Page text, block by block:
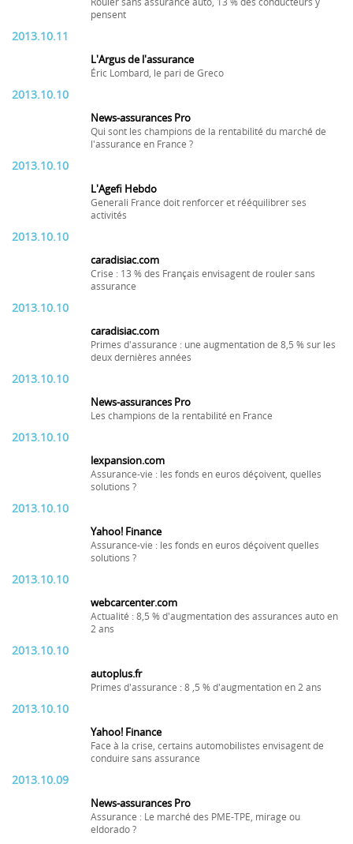
Rouler sans assurance auto, 13 % des conducteurs y
pensent
2013.10.11
L'Argus de l'assurance
Éric Lombard, le pari de Greco
2013.10.10
News-assurances Pro
Qui sont les champions de la rentabilité du marché de
l'assurance en France ?
2013.10.10
L'Agefi Hebdo
Generali France doit renforcer et rééquilibrer ses
activités
2013.10.10
caradisiac.com
Crise : 13 % des Français envisagent de rouler sans
assurance
2013.10.10
caradisiac.com
Primes d'assurance : une augmentation de 8,5 % sur les
deux dernières années
2013.10.10
News-assurances Pro
Les champions de la rentabilité en France
2013.10.10
lexpansion.com
Assurance-vie : les fonds en euros déçoivent, quelles
solutions ?
2013.10.10
Yahoo! Finance
Assurance-vie : les fonds en euros déçoivent quelles
solutions ?
2013.10.10
webcarcenter.com
Actualité : 8,5 % d'augmentation des assurances auto en
2 ans
2013.10.10
autoplus.fr
Primes d'assurance : 8 ,5 % d'augmentation en 2 ans
2013.10.10
Yahoo! Finance
Face à la crise, certains automobilistes envisagent de
conduire sans assurance
2013.10.09
News-assurances Pro
Assurance : Le marché des PME-TPE, mirage ou
eldorado ?